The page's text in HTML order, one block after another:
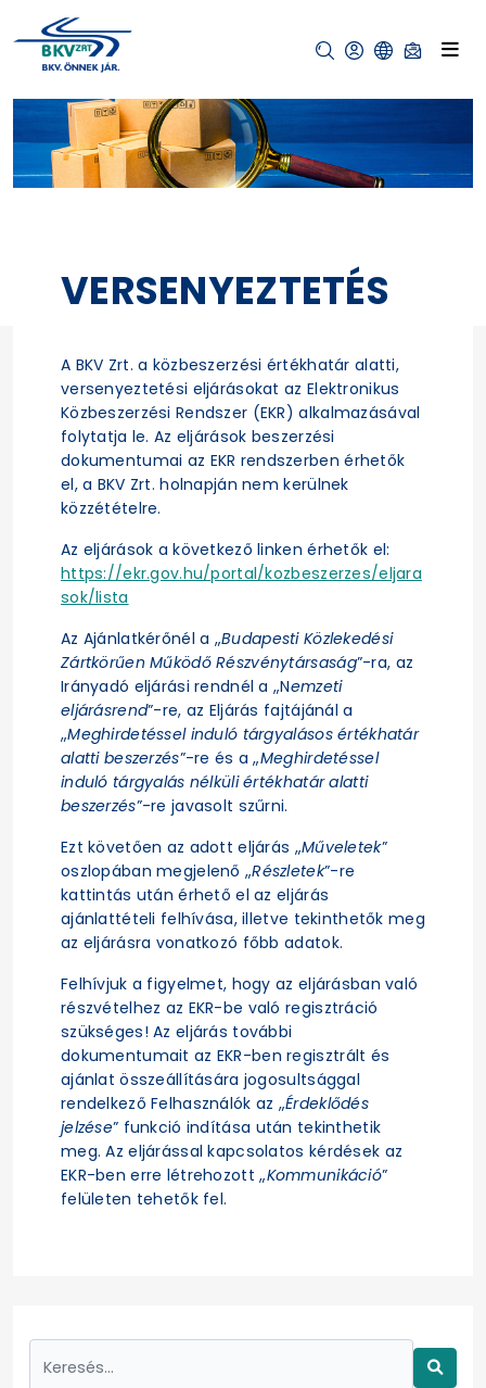
VERSENYEZTETÉS
A BKV Zrt. a közbeszerzési értékhatár alatti,
versenyeztetési eljárásokat az Elektronikus
Közbeszerzési Rendszer (EKR) alkalmazásával
folytatja le. Az eljárások beszerzési
dokumentumai az EKR rendszerben érhetők
el, a BKV Zrt. holnapján nem kerülnek
közzétételre.
Az eljárások a következő linken érhetők el:
https://ekr.gov.hu/portal/kozbeszerzes/eljara
sok/lista
Az Ajánlatkérőnél a „Budapesti Közlekedési
Zártkörűen Működő Részvénytársaság”-ra, az
Irányadó eljárási rendnél a „Nemzeti
eljárásrend”-re, az Eljárás fajtájánál a
„Meghirdetéssel induló tárgyalásos értékhatár
alatti beszerzés”-re és a „Meghirdetéssel
induló tárgyalás nélküli értékhatár alatti
beszerzés”-re javasolt szűrni.
Ezt követően az adott eljárás „Műveletek”
oszlopában megjelenő „Részletek”-re
kattintás után érhető el az eljárás
ajánlattételi felhívása, illetve tekinthetők meg
az eljárásra vonatkozó főbb adatok.
Felhívjuk a figyelmet, hogy az eljárásban való
részvételhez az EKR-be való regisztráció
szükséges! Az eljárás további
dokumentumait az EKR-ben regisztrált és
ajánlat összeállítására jogosultsággal
rendelkező Felhasználók az „Érdeklődés
jelzése” funkció indítása után tekinthetik
meg. Az eljárással kapcsolatos kérdések az
EKR-ben erre létrehozott „Kommunikáció”
felületen tehetők fel.